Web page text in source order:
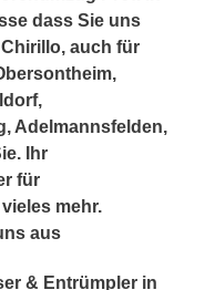
dass Sie uns
auch für
Adelmannsfelden,
Ihr
für
mehr.
aus
& Entrümpler in